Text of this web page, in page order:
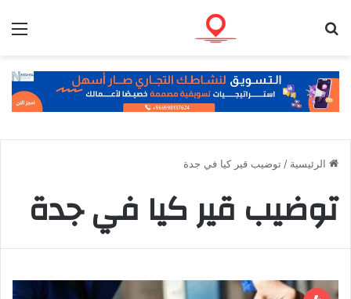
الرئيسية / توضيب قير كيا في جدة
توضيب قير كيا في جدة